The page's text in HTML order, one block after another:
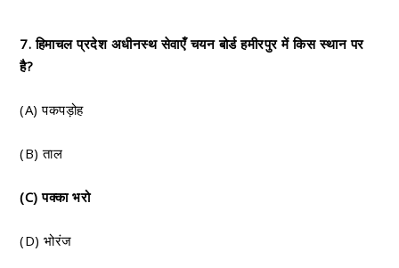
7. हिमाचल प्रदेश अधीनस्थ सेवाएँ चयन बोर्ड हमीरपुर में किस स्थान पर
है?
(A) पकपड़ोह
(B) ताल
(C) पक्का भरो
(D) भोरंज